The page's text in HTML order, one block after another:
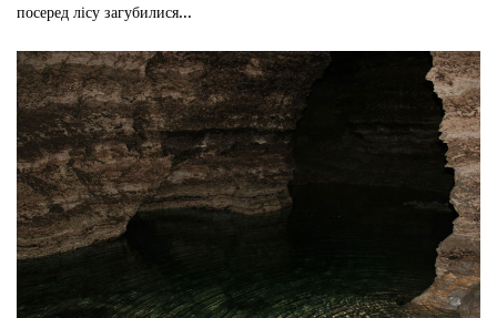
посеред лісу загубилися...